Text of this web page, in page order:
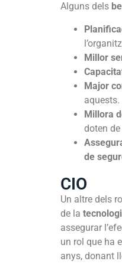
Alguns dels
Millor
Major
aquests.
Millora
doten
de
CIO
Un altre dels
de la
assegurar
un rol que ha
anys, donant